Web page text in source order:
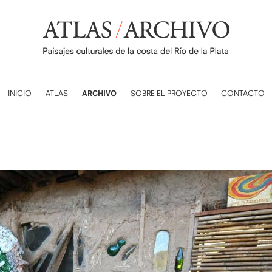
INICIO ATLAS ARCHIVO SOBRE EL PROYECTO CONTACTO